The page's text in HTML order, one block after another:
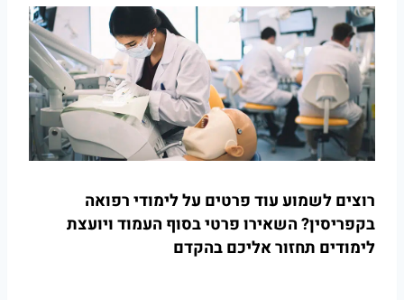
רוצים לשמוע עוד פרטים על לימודי רפואה
בקפריסין? השאירו פרטי בסוף העמוד ויועצת
לימודים תחזור אליכם בהקדם